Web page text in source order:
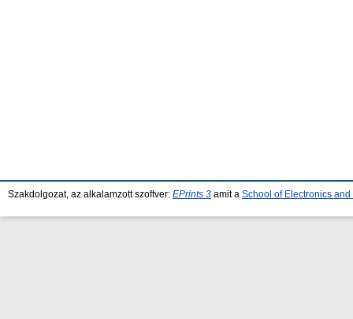
Szakdolgozat, az alkalamzott szoftver: EPrints 3 amit a School of Electronics